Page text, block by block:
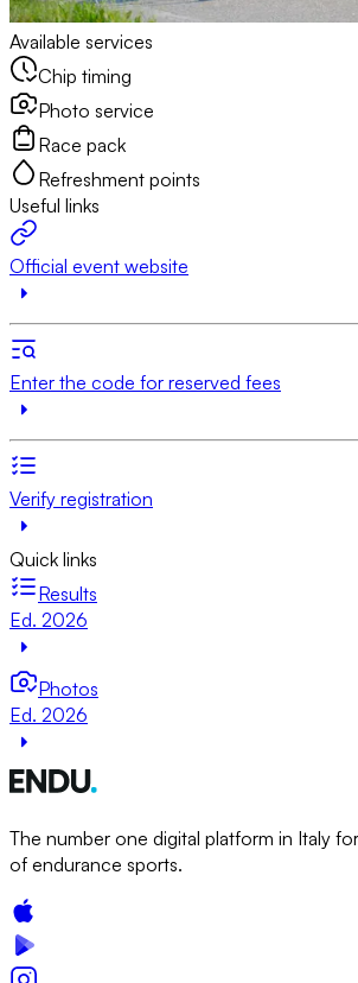
Available services
Chip timing
Photo service
Race pack
Refreshment points
Useful links
Official event website
Enter the code for reserved fees
Verify registration
Quick links
Results
Ed. 2026
Photos
Ed. 2026
The number one digital platform in Italy
of endurance sports.